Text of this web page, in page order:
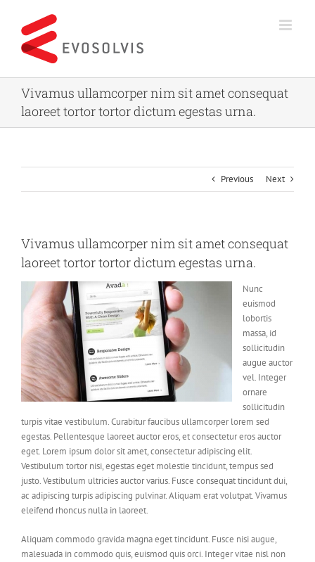
content
Vivamus ullamcorper nim sit amet consequat
laoreet tortor tortor dictum egestas urna.
Previous Next
Vivamus ullamcorper nim sit amet consequat
laoreet tortor tortor dictum egestas urna.
Nunc
euismod
lobortis
massa, id
sollicitudin
augue auctor
vel. Integer
ornare
sollicitudin
turpis vitae vestibulum. Curabitur faucibus ullamcorper lorem sed
egestas. Pellentesque laoreet auctor eros, et consectetur eros auctor
eget. Lorem ipsum dolor sit amet, consectetur adipiscing elit.
Vestibulum tortor nisi, egestas eget molestie tincidunt, tempus sed
justo. Vestibulum ultricies auctor varius. Fusce consequat tincidunt dui,
ac adipiscing turpis adipiscing pulvinar. Aliquam erat volutpat. Vivamus
eleifend rhoncus nulla in laoreet.
Aliquam commodo gravida magna eget tincidunt. Fusce nisi augue,
malesuada in commodo quis, euismod quis orci. Integer vitae nisl non